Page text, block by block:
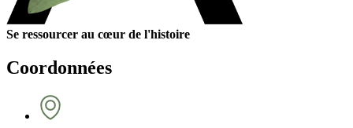
Se ressourcer au cœur de l'histoire
Coordonnées